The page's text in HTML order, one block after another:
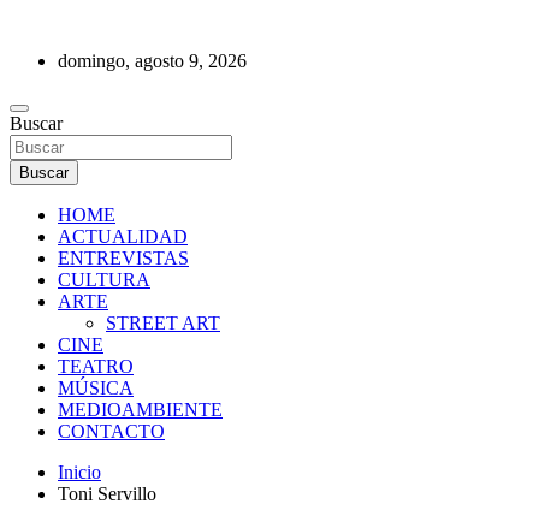
contenidodomingo, agosto 9, 2026
REVISTA DE PRENSA
Buscar
Buscar
HOME
ACTUALIDAD
ENTREVISTAS
CULTURA
ARTE
STREET ART
CINE
TEATRO
MÚSICA
MEDIOAMBIENTE
CONTACTO
Inicio
Toni Servillo